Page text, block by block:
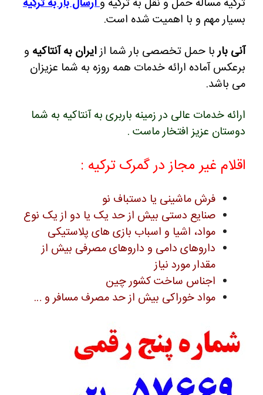
ترکیه مساله حمل و نقل به ترکیه وارسال بار به ترکیه
بسیار مهم و با اهمیت شده است.
آنی باربا حمل تخصصی بار شما ازایران به آنتاکیه و
برعکس آماده ارائه خدمات همه روزه به شما عزیزان
می باشد.
ارائه خدمات عالی در زمینه باربری به آنتاکیه به شما
دوستان عزیز افتخار ماست .
اقلام غیر مجاز در گمرک ترکیه :
فرش ماشینی یا دستباف نو
صنایع دستی بیش از حد یک یا دو از یک نوع
مواد، اشیا و اسباب بازی های پلاستیکی
داروهای دامی و داروهای مصرفی بیش از
مقدار مورد نیاز
اجناس ساخت کشور چین
مواد خوراکی بیش از حد مصرف مسافر و …